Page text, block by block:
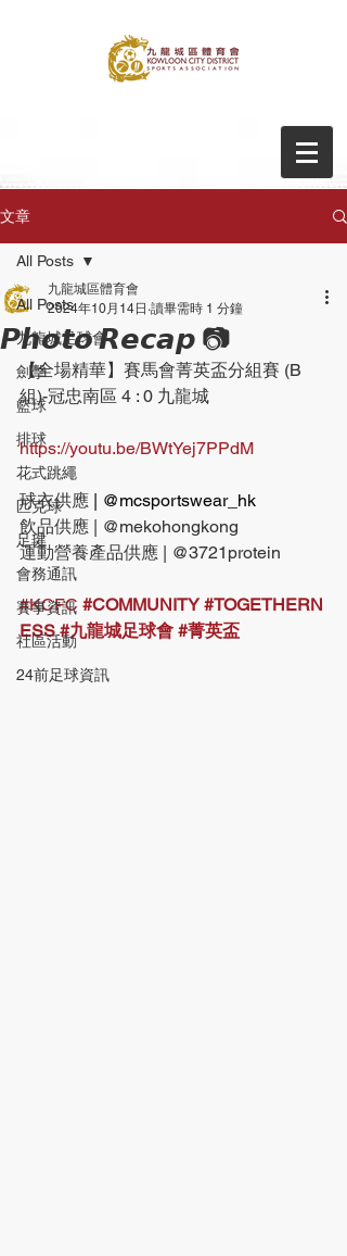
文章
All Posts
九龍城足球會
劍擊
籃球
排球
花式跳繩
匹克球
足毽
會務通訊
賽事資訊
社區活動
24前足球資訊
All Posts
𝙋𝙝𝙤𝙩𝙤 𝙍𝙚𝙘𝙖𝙥 📷
九龍城區體育會
2024年10月14日 讀畢需時 1 分鐘
【全場精華】賽馬會菁英盃分組賽 (B
組)-冠忠南區 4 : 0 九龍城
https://youtu.be/BWtYej7PPdM
球衣供應 | @mcsportswear_hk
飲品供應 | @mekohongkong
運動營養產品供應 | @3721protein
#KCFC #COMMUNITY #TOGETHERN
ESS #九龍城足球會 #菁英盃